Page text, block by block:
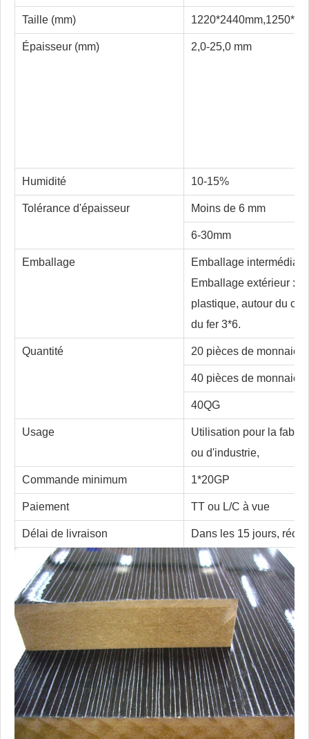
Taille (mm)
Épaisseur (mm) 2,0-25,0 mm
Humidité 10-15%
Tolérance d'épaisseur Moins de 6 mm
6-30mm
Emballage
Emballage
Emballage extérieur :
plastique, autour du
du fer 3*6.
Quantité 20 pièces de monnaie
40 pièces de monnaie
40QG
Usage
Utilisation pour la
ou d'industrie,
Commande minimum 1*20GP
Paiement TT ou L/C à vue
Délai de livraison Dans les 15 jours,